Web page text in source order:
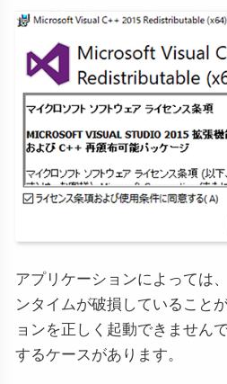
アプリケーションによっては
ンタイムが破損していること
ョンを正しく起動できません
するケースがあります。